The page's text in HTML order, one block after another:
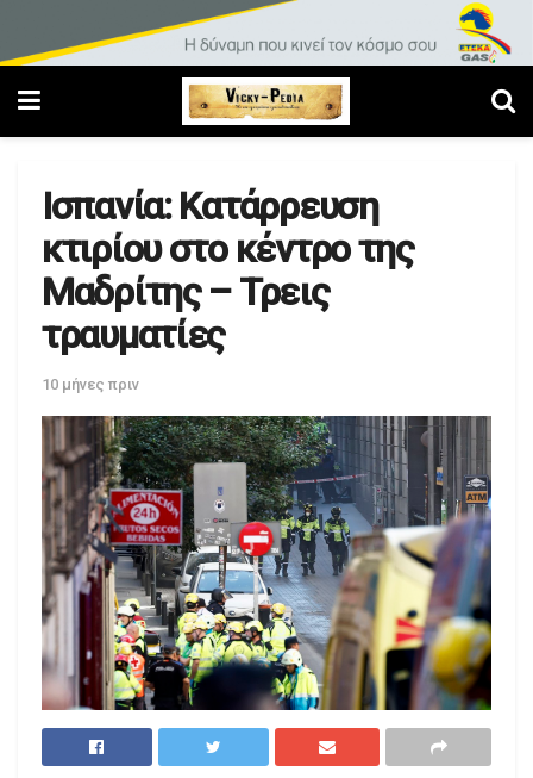
Ισπανία: Κατάρρευση
κτιρίου στο κέντρο της
Μαδρίτης – Τρεις
τραυματίες
10 μήνες πριν